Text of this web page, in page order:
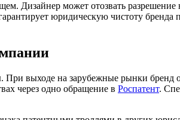
Дизайнер может отозвать
юридическую чистоту
При выходе на зарубежные рынки
через одно обращение в Роспатент.